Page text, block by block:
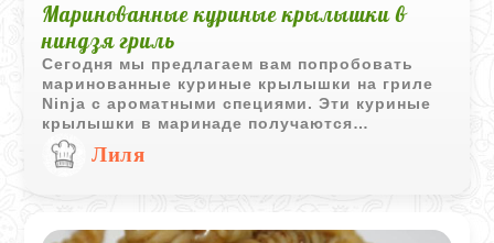
Маринованные куриные крылышки в
ниндзя гриль
Сегодня мы предлагаем вам попробовать
маринованные куриные крылышки на гриле
Ninja с ароматными специями. Эти куриные
крылышки в маринаде получаются
невероятно сочными и невероятно вкусными.
Желаем вам приятного аппетита!
Лиля